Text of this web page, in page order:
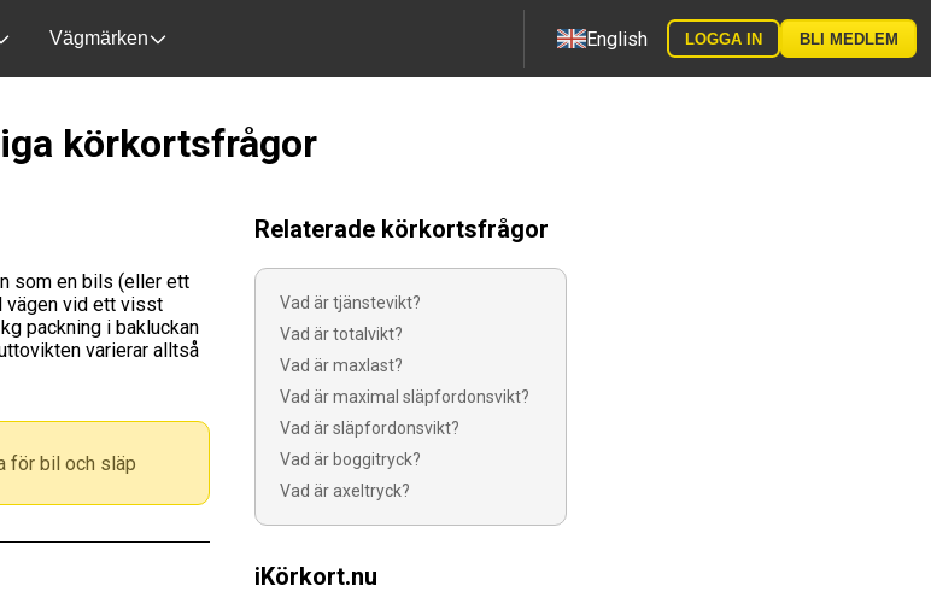
Vägmärken English LOGGA IN BLI MEDLEM
körkortsfrågor
som en bils (eller ett
vägen vid ett visst
packning i bakluckan
varierar alltså
för bil och släp
Relaterade körkortsfrågor
Vad är tjänstevikt?
Vad är totalvikt?
Vad är maxlast?
Vad är maximal släpfordonsvikt?
Vad är släpfordonsvikt?
Vad är boggitryck?
Vad är axeltryck?
iKörkort.nu